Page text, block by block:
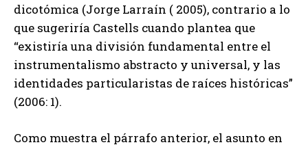
dicotómica (Jorge Larraín ( 2005), contrario a lo
que sugeriría Castells cuando plantea que
“existiría una división fundamental entre el
instrumentalismo abstracto y universal, y las
identidades particularistas de raíces históricas”
(2006: 1).
Como muestra el párrafo anterior, el asunto en